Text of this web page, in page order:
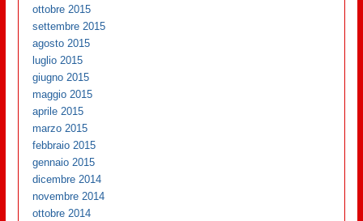
ottobre 2015
settembre 2015
agosto 2015
luglio 2015
giugno 2015
maggio 2015
aprile 2015
marzo 2015
febbraio 2015
gennaio 2015
dicembre 2014
novembre 2014
ottobre 2014